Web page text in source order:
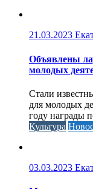
21.03.2023
Объявлены
молодых
Стали
для молодых
году награды
Культура
03.03.2023